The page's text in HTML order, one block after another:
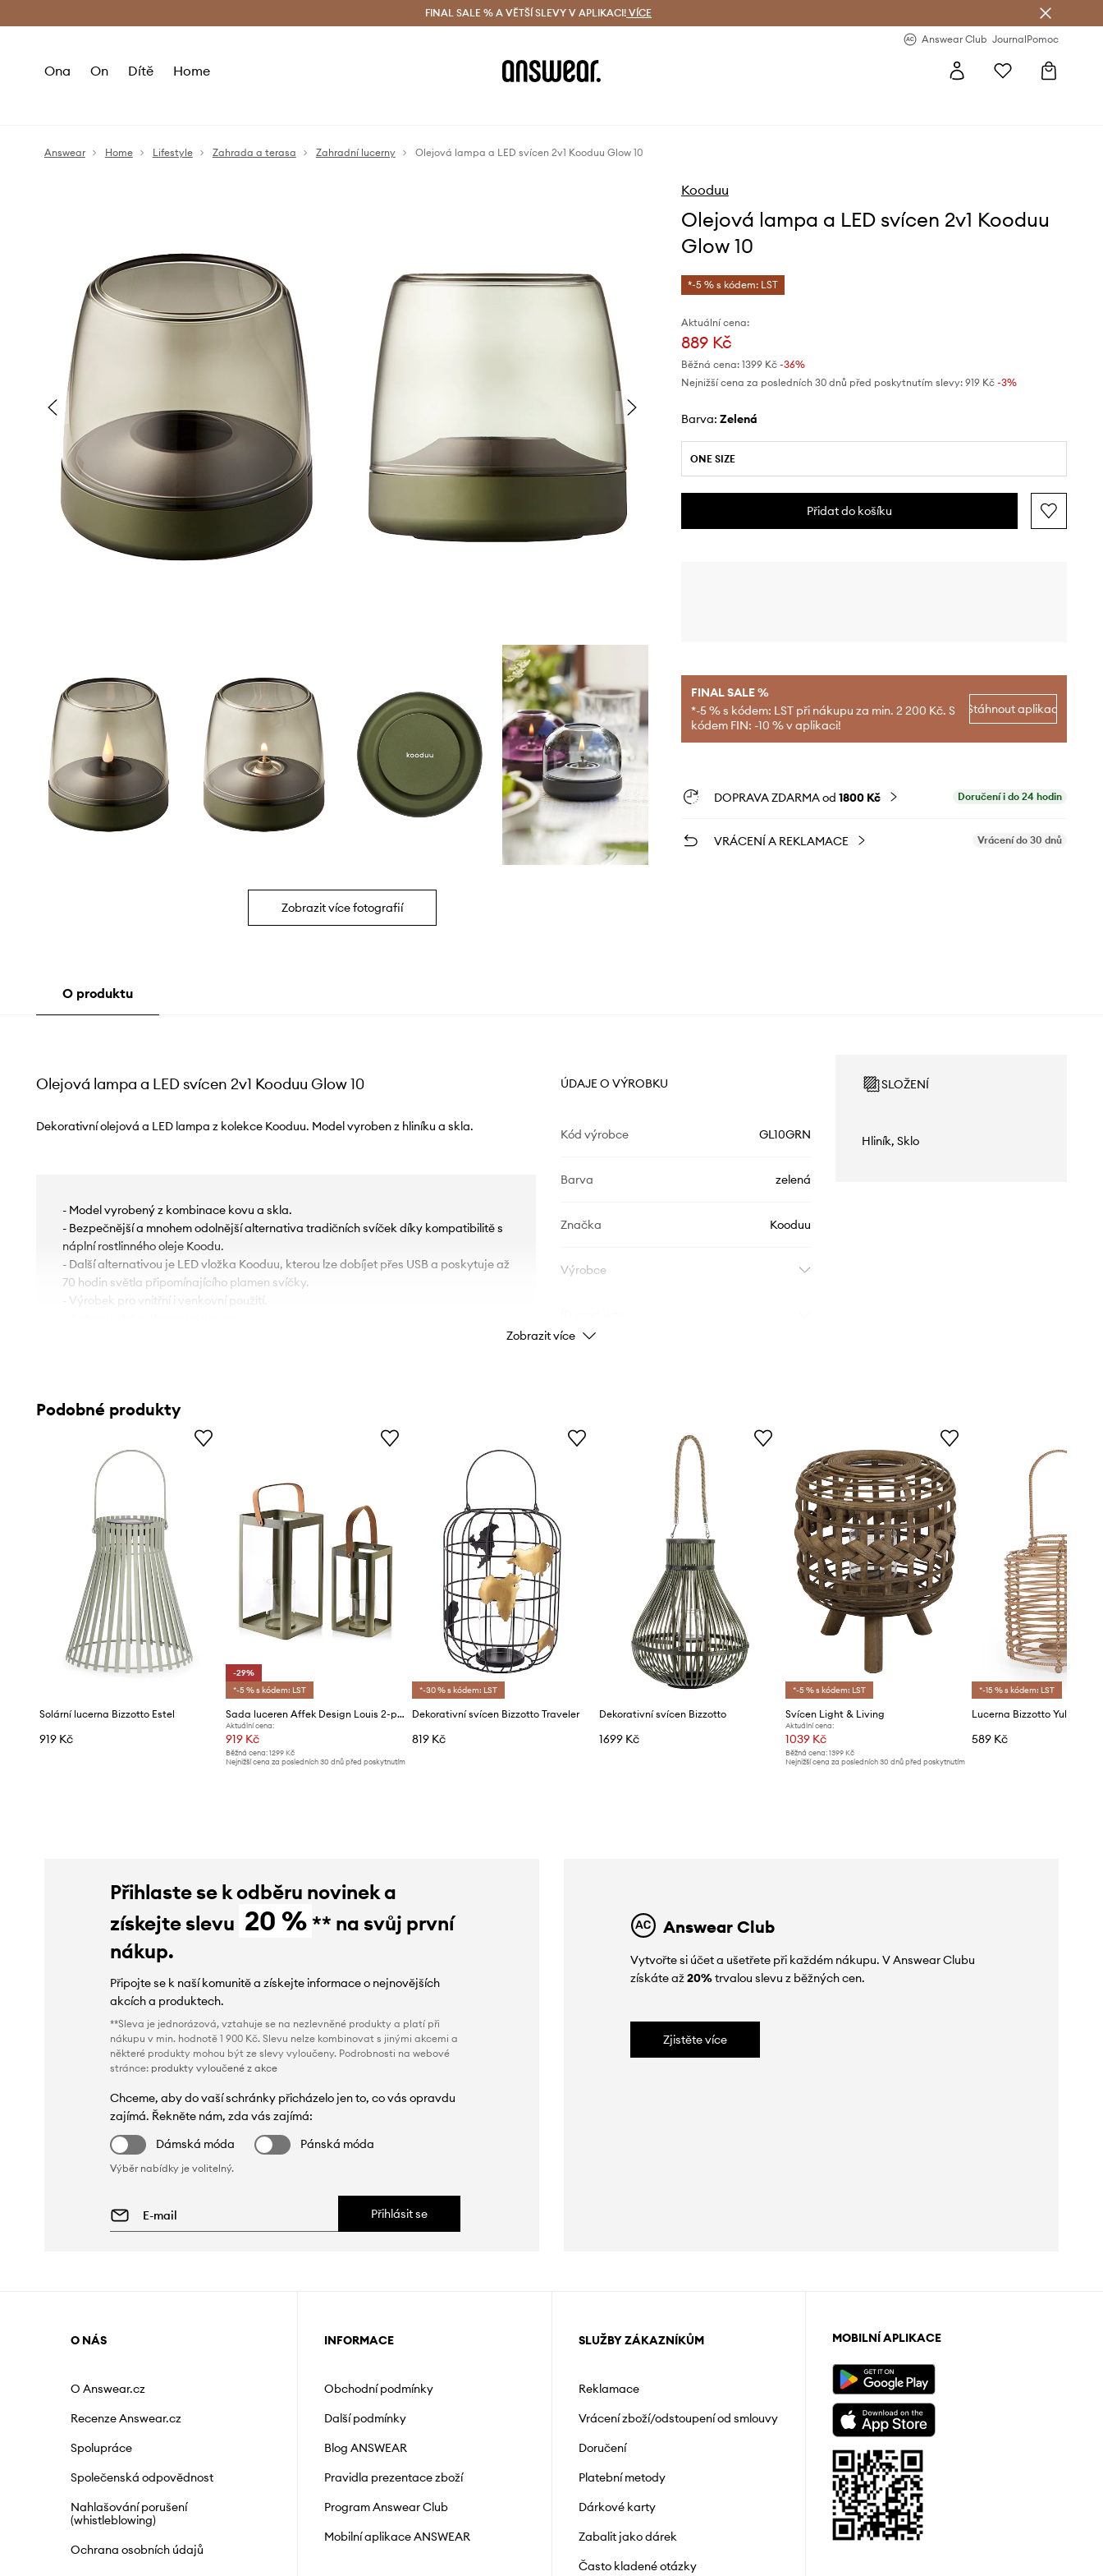
Doručení a vrácení zdarma (od 1800 Kč) Doručení i do 24 h
FINAL SALE % A VĚTŠÍ SLEVY V APLIKACI! VÍCE
Answear Club JournalPomoc
Ona On Dítě Home
Answear Home Lifestyle Zahrada a terasa Zahradní lucerny Olejová lampa a LED svícen 2v1 Kooduu Glow 10
Zobrazit více fotografií
Kooduu
Olejová lampa a LED svícen 2v1 Kooduu
Glow 10
*-5 % s kódem: LST
Aktuální cena:
889 Kč
Běžná cena: 1399 Kč-36%
Nejnižší cena za posledních 30 dnů před poskytnutím slevy: 919 Kč -3%
Barva: zelená
ONE SIZE
Přidat do košíku
FINAL SALE %
*-5 % s kódem: LST při nákupu za min. 2 200 Kč. S
kódem FIN: -10 % v aplikaci!
Stáhnout aplikaci
DOPRAVA ZDARMA od 1800 Kč Doručení i do 24 hodin
VRÁCENÍ A REKLAMACE Vrácení do 30 dnů
O produktu
Olejová lampa a LED svícen 2v1 Kooduu Glow 10
Dekorativní olejová a LED lampa z kolekce Kooduu. Model vyroben z hliníku a skla.
- Model vyrobený z kombinace kovu a skla.
- Bezpečnější a mnohem odolnější alternativa tradičních svíček díky kompatibilitě s
náplní rostlinného oleje Koodu.
- Další alternativou je LED vložka Kooduu, kterou lze dobíjet přes USB a poskytuje až
70 hodin světla připomínajícího plamen svíčky.
- Výrobek pro vnitřní i venkovní použití.
ÚDAJE O VÝROBKU
Kód výrobce GL10GRN
Barva zelená
Značka Kooduu
Výrobce
SLOŽENÍ
Hliník, Sklo
Zobrazit více
Podobné produkty
Solární lucerna Bizzotto Estel
919 Kč
-29%
*-5 % s kódem: LST
Sada luceren Affek Design Louis 2-pack
Aktuální cena:
919 Kč
Běžná cena:1299 Kč
Nejnižší cena za posledních 30 dnů před poskytnutím
*-30 % s kódem: LST
Dekorativní svícen Bizzotto Traveler
819 Kč
Dekorativní svícen Bizzotto
1699 Kč
*-5 % s kódem: LST
Svícen Light & Living
Aktuální cena:
1039 Kč
Běžná cena:1399 Kč
Nejnižší cena za posledních 30 dnů před poskytnutím
*-15 % s kódem: LST
Lucerna Bizzotto Yulian
589 Kč
Přihlaste se k odběru novinek a
získejte slevu 20 % ** na svůj první
nákup.
Připojte se k naší komunitě a získejte informace o nejnovějších
akcích a produktech.
**Sleva je jednorázová, vztahuje se na nezlevněné produkty a platí při
nákupu v min. hodnotě 1 900 Kč. Slevu nelze kombinovat s jinými akcemi a
některé produkty mohou být ze slevy vyloučeny. Podrobnosti na webové
stránce: produkty vyloučené z akce
Chceme, aby do vaší schránky přicházelo jen to, co vás opravdu
zajímá. Řekněte nám, zda vás zajímá:
Dámská móda
Pánská móda
Výběr nabídky je volitelný.
Přihlásit se
Answear Club
Vytvořte si účet a ušetřete při každém nákupu. V Answear Clubu
získáte až20%trvalou slevu z běžných cen.
Zjistěte více
O NÁS
O Answear.cz
Recenze Answear.cz
Spolupráce
Společenská odpovědnost
Nahlašování porušení
(whistleblowing)
Ochrana osobních údajů
INFORMACE
Obchodní podmínky
Další podmínky
Blog ANSWEAR
Pravidla prezentace zboží
Program Answear Club
Mobilní aplikace ANSWEAR
SLUŽBY ZÁKAZNÍKŮM
Reklamace
Vrácení zboží/odstoupení od smlouvy
Doručení
Platební metody
Dárkové karty
Zabalit jako dárek
Často kladené otázky
MOBILNÍ APLIKACE